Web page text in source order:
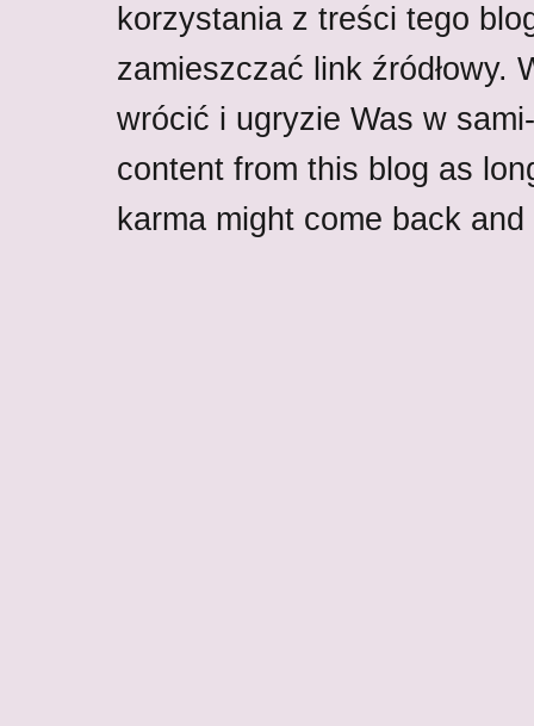
korzystania z treści tego
zamieszczać link źródłowy.
wrócić i ugryzie Was w
content from this blog as
karma might come back